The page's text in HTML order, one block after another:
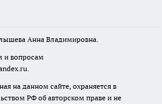
Анна Владимировна.
и вопросам
на данном сайте, охраняется в
РФ об авторском праве и не